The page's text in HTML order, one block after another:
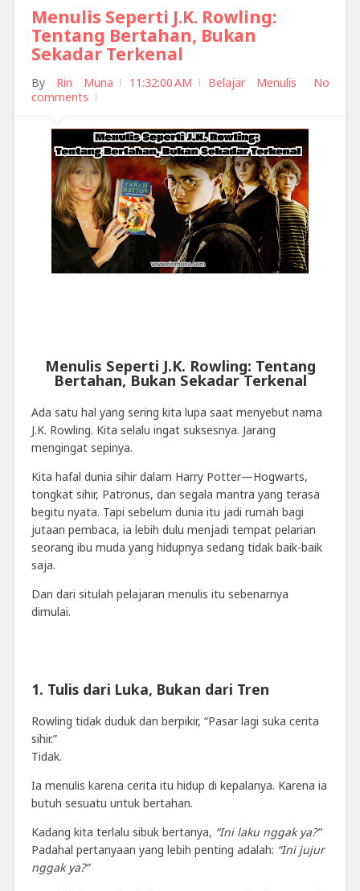
Menulis Seperti J.K. Rowling:
Tentang Bertahan, Bukan
Sekadar Terkenal
By Rin Muna 11:32:00 AM Belajar Menulis
No
comments
Menulis Seperti J.K. Rowling: Tentang
Bertahan, Bukan Sekadar Terkenal
Ada satu hal yang sering kita lupa saat menyebut nama
J.K. Rowling. Kita selalu ingat suksesnya. Jarang
mengingat sepinya.
Kita hafal dunia sihir dalam Harry Potter—Hogwarts,
tongkat sihir, Patronus, dan segala mantra yang terasa
begitu nyata. Tapi sebelum dunia itu jadi rumah bagi
jutaan pembaca, ia lebih dulu menjadi tempat pelarian
seorang ibu muda yang hidupnya sedang tidak baik-baik
saja.
Dan dari situlah pelajaran menulis itu sebenarnya
dimulai.
1. Tulis dari Luka, Bukan dari Tren
Rowling tidak duduk dan berpikir, “Pasar lagi suka cerita
sihir.”
Tidak.
Ia menulis karena cerita itu hidup di kepalanya. Karena ia
butuh sesuatu untuk bertahan.
Kadang kita terlalu sibuk bertanya, “Ini laku nggak ya?”
Padahal pertanyaan yang lebih penting adalah: “Ini jujur
nggak ya?”